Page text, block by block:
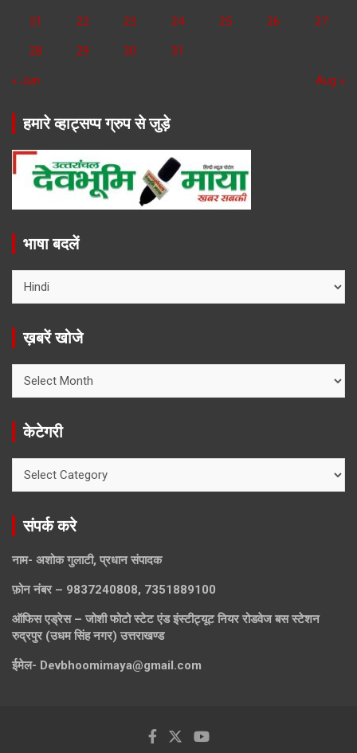
21 22 23 24 25 26 27
28 29 30 31
« Jun Aug »
हमारे व्हाट्सप्प ग्रुप से जुड़े
भाषा बदलें
ख़बरें खोजे
खोजे
केटेगरी
संपर्क करे
नाम- अशोक गुलाटी, प्रधान संपादक
फ़ोन नंबर – 9837240808, 7351889100
ऑफिस एड्रेस – जोशी फोटो स्टेट एंड इंस्टीट्यूट नियर रोडवेज बस स्टेशन
रुद्रपुर (उधम सिंह नगर) उत्तराखण्ड
ईमेल- Devbhoomimaya@gmail.com